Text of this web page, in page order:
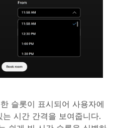
슬롯이 표시되어 사용자에
시간 간격을 보여줍니다.